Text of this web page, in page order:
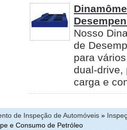
Nosso
de
para
dual-drive,
carga e
de Inspeção de Automóveis »
e Consumo de Petróleo